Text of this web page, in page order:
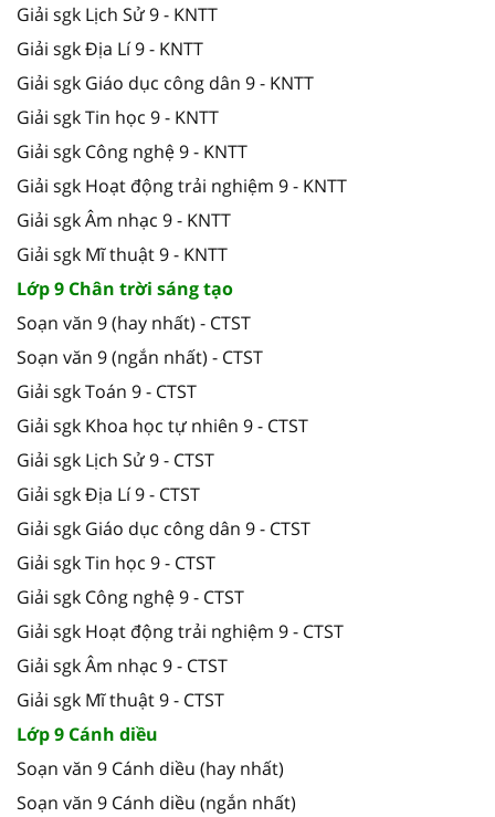
Giải sgk Lịch Sử 9 - KNTT
Giải sgk Địa Lí 9 - KNTT
Giải sgk Giáo dục công dân 9 - KNTT
Giải sgk Tin học 9 - KNTT
Giải sgk Công nghệ 9 - KNTT
Giải sgk Hoạt động trải nghiệm 9 - KNTT
Giải sgk Âm nhạc 9 - KNTT
Giải sgk Mĩ thuật 9 - KNTT
Lớp 9 Chân trời sáng tạo
Soạn văn 9 (hay nhất) - CTST
Soạn văn 9 (ngắn nhất) - CTST
Giải sgk Toán 9 - CTST
Giải sgk Khoa học tự nhiên 9 - CTST
Giải sgk Lịch Sử 9 - CTST
Giải sgk Địa Lí 9 - CTST
Giải sgk Giáo dục công dân 9 - CTST
Giải sgk Tin học 9 - CTST
Giải sgk Công nghệ 9 - CTST
Giải sgk Hoạt động trải nghiệm 9 - CTST
Giải sgk Âm nhạc 9 - CTST
Giải sgk Mĩ thuật 9 - CTST
Lớp 9 Cánh diều
Soạn văn 9 Cánh diều (hay nhất)
Soạn văn 9 Cánh diều (ngắn nhất)